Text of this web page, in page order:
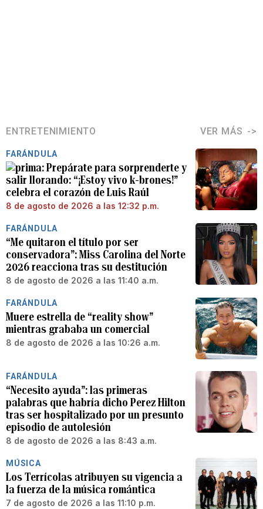
ENTRETENIMIENTO VER MÁS
FARÁNDULA
Prepárate para sorprenderte y
salir llorando: “¡Estoy vivo k-brones!”
celebra el corazón de Luis Raúl
8 de agosto de 2026 a las 12:32 p.m.
FARÁNDULA
“Me quitaron el título por ser
conservadora”: Miss Carolina del Norte
2026 reacciona tras su destitución
8 de agosto de 2026 a las 11:40 a.m.
FARÁNDULA
Muere estrella de “reality show”
mientras grababa un comercial
8 de agosto de 2026 a las 10:26 a.m.
FARÁNDULA
“Necesito ayuda”: las primeras
palabras que habría dicho Perez Hilton
tras ser hospitalizado por un presunto
episodio de autolesión
8 de agosto de 2026 a las 8:43 a.m.
MÚSICA
Los Terrícolas atribuyen su vigencia a
la fuerza de la música romántica
7 de agosto de 2026 a las 11:10 p.m.